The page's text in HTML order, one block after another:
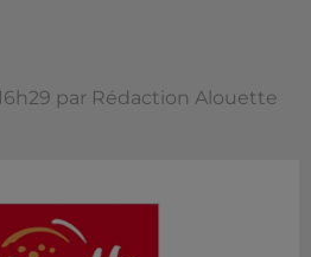
par Rédaction Alouette